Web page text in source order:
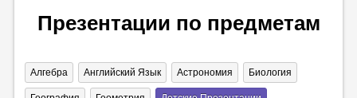
Презентации по предметам
Алгебра Английский Язык Астрономия Биология